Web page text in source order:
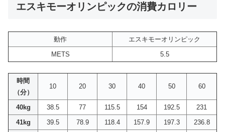
エスキモーオリンピックの消費カロリー
動作
エスキモーオリンピック
METS
5.5
時間
（分）
10 20 30 40 50 60
40kg 38.5 77 115.5 154 192.5
231
41kg
39.5 78.9 118.4 157.9 197.3
236.8